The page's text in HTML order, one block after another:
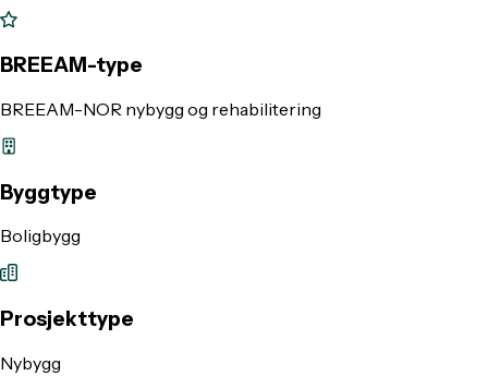
BREEAM-type
BREEAM-NOR nybygg og rehabilitering
Byggtype
Boligbygg
Prosjekttype
Nybygg